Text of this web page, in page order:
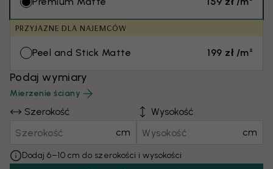
PRZYJAZNE DLA NAJEMCÓW
Peel and Stick Matte 199 zł /m²
Podaj wymiary
Mierzenie ściany
Szerokość
cm
Wysokość
cm
Dodaj 6–10 cm do szerokości i wysokości